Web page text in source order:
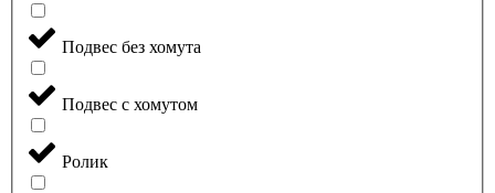
Подвес без хомута
Подвес с хомутом
Ролик